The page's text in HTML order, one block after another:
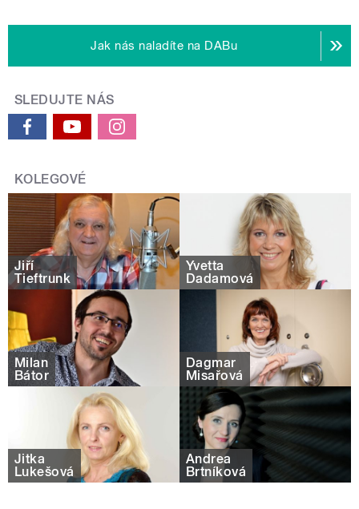
Jak nás naladíte na DABu
SLEDUJTE NÁS
KOLEGOVÉ
Jiří
Tieftrunk
Yvetta
Dadamová
Milan
Bátor
Dagmar
Misařová
Jitka
Lukešová
Andrea
Brtníková